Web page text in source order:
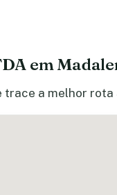
em
trace a melhor